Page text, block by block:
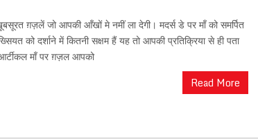
ग़ज़लें जो आपकी आँखों मे नमीं ला देगी। मदर्स डे पर माँ को समर्पित
को दर्शाने में कितनी सक्षम हैं यह तो आपकी प्रतिक्रिया से ही पता
माँ पर ग़ज़ल आपको
Read More